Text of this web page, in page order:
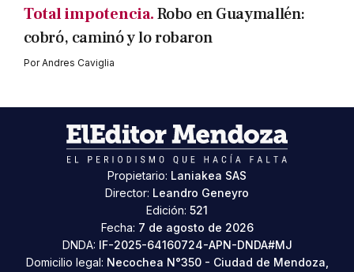
Total impotencia.Robo en Guaymallén:
cobró, caminó y lo robaron
PorAndres Caviglia
Propietario: Laniakea SAS
Director: Leandro Geneyro
Edición: 521
Fecha: 7 de agosto de 2026
DNDA: IF-2025-64160724-APN-DNDA#MJ
Domicilio legal: Necochea N°350 - Ciudad de Mendoza,